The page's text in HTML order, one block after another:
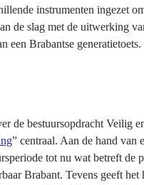
instrumenten ingezet
de slag met de uitwerking
een Brabantse generatietoets.
de bestuursopdracht Veilig
” centraal. Aan de hand van
tot nu wat betreft
Brabant. Tevens geeft het